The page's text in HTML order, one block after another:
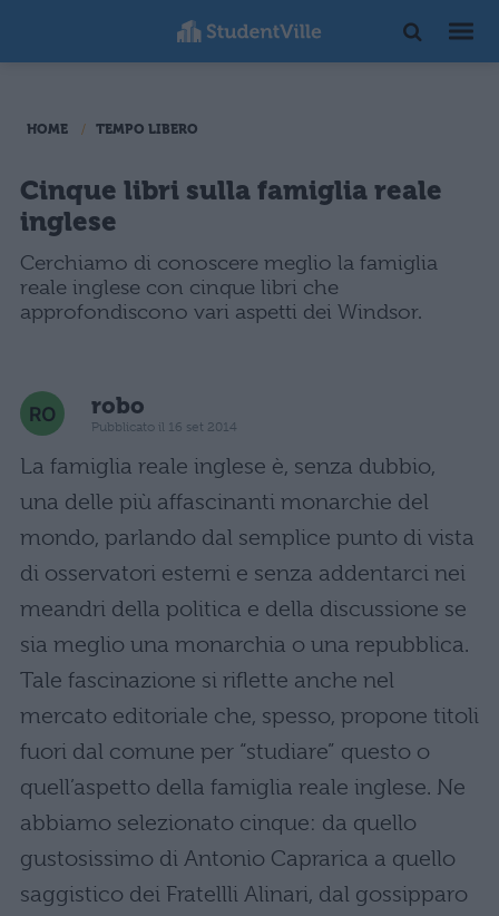
HOME TEMPO LIBERO
Cinque libri sulla famiglia reale
inglese
Cerchiamo di conoscere meglio la famiglia
reale inglese con cinque libri che
approfondiscono vari aspetti dei Windsor.
robo
Pubblicato il 16 set 2014
La famiglia reale inglese è, senza dubbio,
una delle più affascinanti monarchie del
mondo, parlando dal semplice punto di vista
di osservatori esterni e senza addentarci nei
meandri della politica e della discussione se
sia meglio una monarchia o una repubblica.
Tale fascinazione si riflette anche nel
mercato editoriale che, spesso, propone titoli
fuori dal comune per “studiare” questo o
quell’aspetto della famiglia reale inglese. Ne
abbiamo selezionato cinque: da quello
gustosissimo di Antonio Caprarica a quello
saggistico dei Fratellli Alinari, dal gossipparo